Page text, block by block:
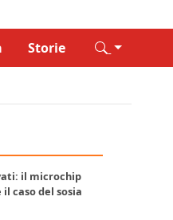
Storie
il microchip
caso del sosia